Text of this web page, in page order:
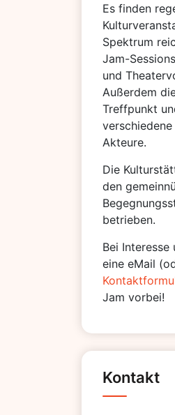
Es finden
Spektrum
Jam-
und
Außerdem
Treffpunkt
Akteure.
Die
den
betrieben.
Bei
eine eMail
Jam vorbei!
Kontakt